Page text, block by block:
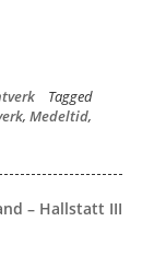
Tagged
, Medeltid,
– Hallstatt III